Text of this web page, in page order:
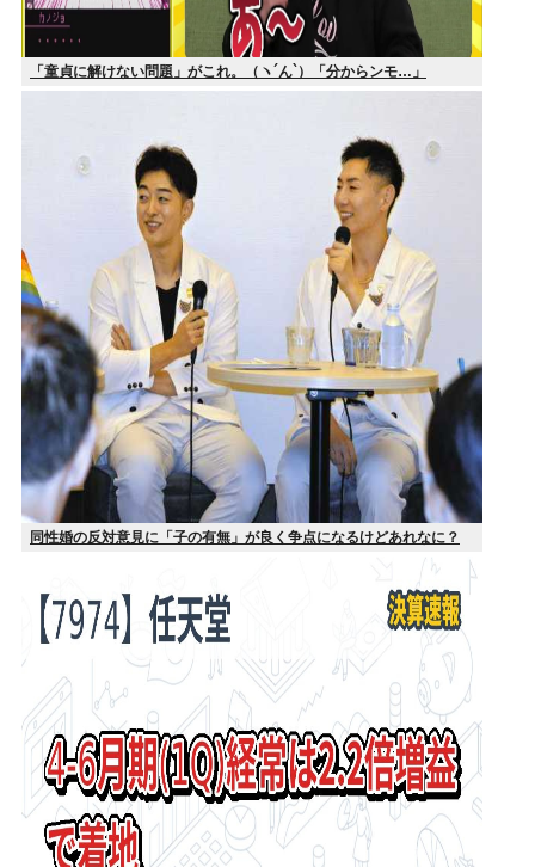
「童貞に解けない問題」がこれ。（ヽ´ん`）「分からンモ…」
同性婚の反対意見に「子の有無」が良く争点になるけどあれなに？